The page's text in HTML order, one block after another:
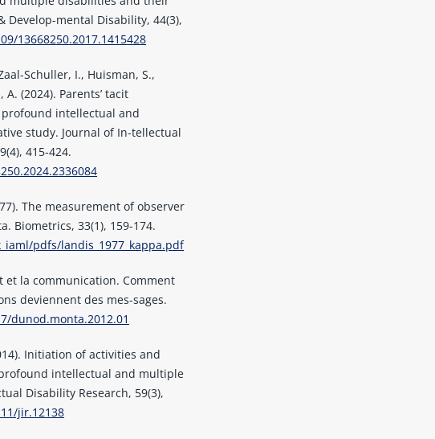
Develop-mental Disability, 44(3),
13668250.2017.1415428
Schuller, I., Huisman, S.,
(2024). Parents’ tacit
intellectual and
study. Journal of In-tellectual
415-424.
The measurement of observer
Biometrics, 33(1), 159-174.
pdfs/landis_1977_kappa.pdf
et la communication. Comment
deviennent des mes-sages.
dunod.monta.2012.01
Initiation of activities and
intellectual and multiple
Disability Research, 59(3),
jir.12138